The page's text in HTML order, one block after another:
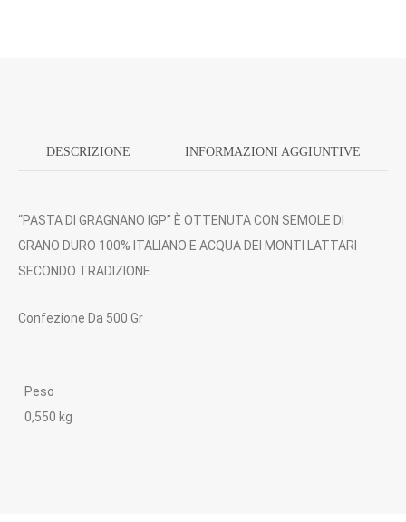
DESCRIZIONE INFORMAZIONI AGGIUNTIVE
“PASTA DI GRAGNANO IGP” È OTTENUTA CON SEMOLE DI
GRANO DURO 100% ITALIANO E ACQUA DEI MONTI LATTARI
SECONDO TRADIZIONE.
Confezione Da 500 Gr
Peso
0,550 kg